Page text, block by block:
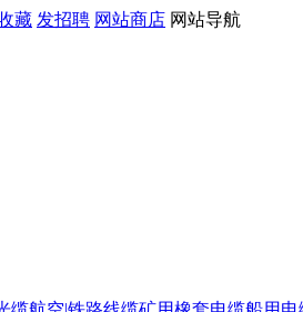
藏 发招聘 网站商店 网站导航